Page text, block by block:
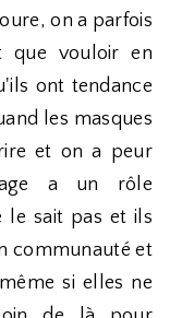
on a parfois
que vouloir en
ont tendance
les masques
et on a peur
a un rôle
le sait pas et ils
communauté et
si elles ne